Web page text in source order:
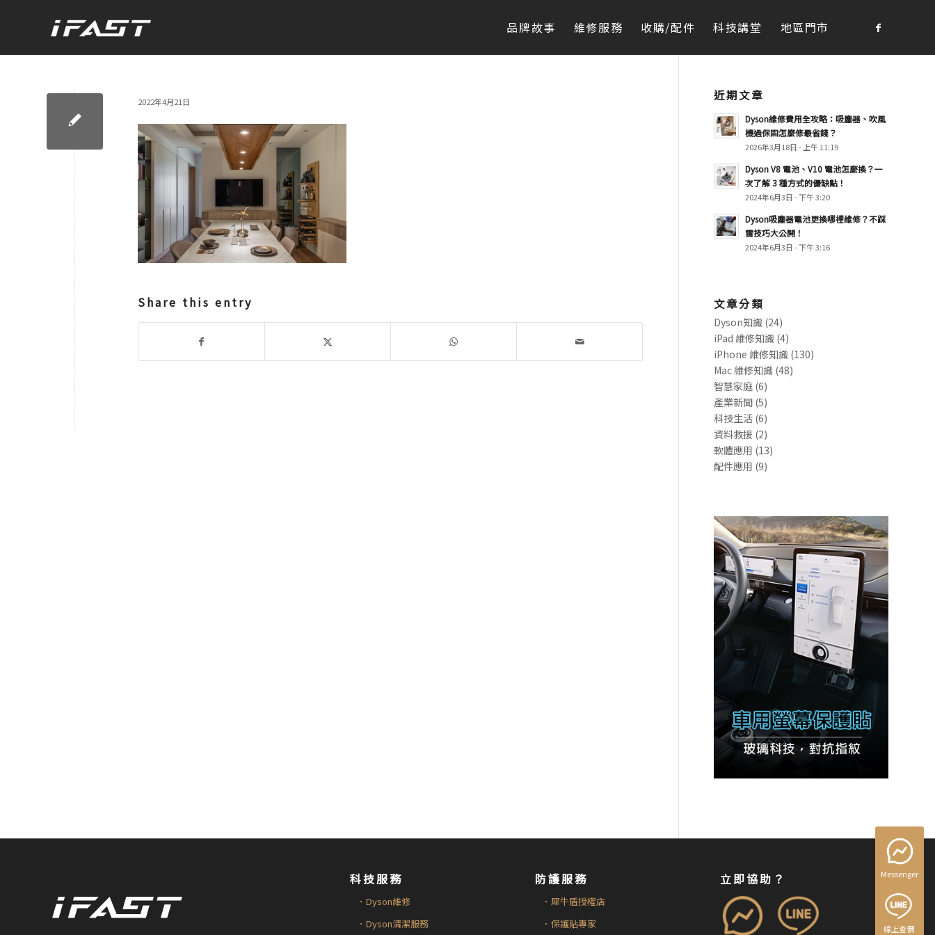
品牌故事 維修服務 收購/配件 科技講堂 地區門市
2022年4月21日
Share this entry
近期文章
Dyson維修費用全攻略：吸塵器、吹風
機過保固怎麼修最省錢？
2026年3月18日 - 上午 11:19
Dyson V8 電池、V10 電池怎麼換？一
次了解 3 種方式的優缺點！
2024年6月3日 - 下午 3:20
Dyson吸塵器電池更換哪裡維修？不踩
雷技巧大公開！
2024年6月3日 - 下午 3:16
文章分類
Dyson知識(24)
iPad 維修知識(4)
iPhone 維修知識(130)
Mac 維修知識(48)
智慧家庭(6)
產業新聞(5)
科技生活(6)
資料救援 (2)
軟體應用 (13)
配件應用 (9)
科技服務
．Dyson維修
．Dyson清潔服務
防護服務
．犀牛盾授權店
．保護貼專家
立即協助？ Messenger
線上查價
線上查價